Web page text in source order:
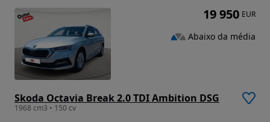
Skoda Octavia Break 2.0 TDI Ambition DSG
1968 cm3 • 150 cv
19 950 EUR
Abaixo da média